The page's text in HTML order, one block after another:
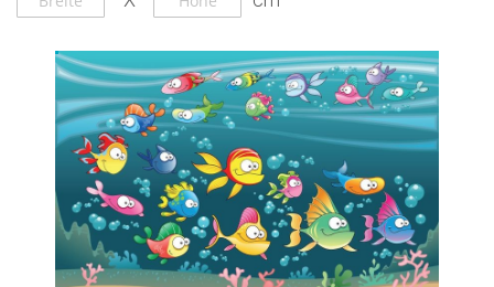
Bildgalerie
Bildgalerie